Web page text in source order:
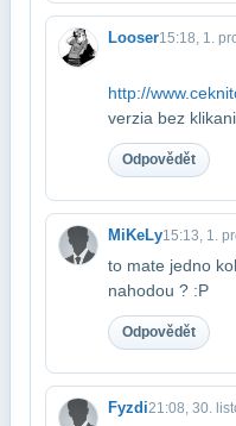
Looser15:18, 1.
http://
verzia bez
Odpovědět
MiKeLy15:13, 1.
to mate jedno
nahodou ? :P
Odpovědět
Fyzdi21:08, 30.